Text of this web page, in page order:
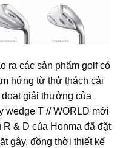
ra các sản phẩm golf có
hứng từ thử thách cải
giải thưởng của
wedge T // WORLD mới
& D của Honma đã đặt
gậy, đồng thời thiết kế